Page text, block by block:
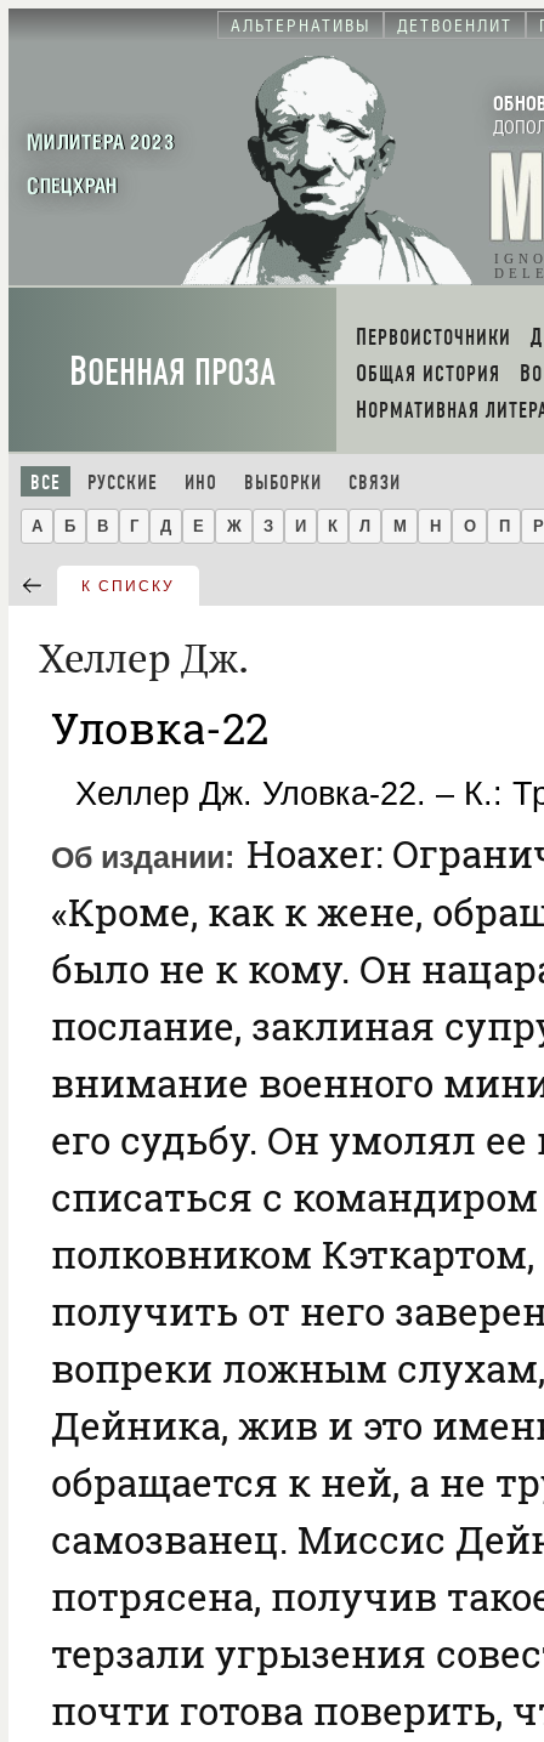
АЛЬТЕРНАТИВЫ ДЕТВОЕНЛИТ
МИЛИТЕРА 2023
СПЕЦХРАН
ВОЕННАЯ ПРОЗА
ПЕРВОИСТОЧНИКИ
ОБЩАЯ ИСТОРИЯ
НОРМАТИВНАЯ
ВСЕ РУССКИЕ ИНО ВЫБОРКИ СВЯЗИ
А Б В Г Д Е Ж З И К Л М Н О П Р
К СПИСКУ
Хеллер Дж.
Уловка-22
Хеллер Дж. Уловка-22. – К.:
Об издании
Hoaxer:
«Кроме, как к жене,
было не к кому. Он
послание, заклиная
внимание военного
его судьбу. Он умолял
списаться с
полковником
получить от него
вопреки ложным
Дейника, жив и это
обращается к ней, а не
самозванец. Миссис
потрясена, получив
терзали угрызения
почти готова поверить,